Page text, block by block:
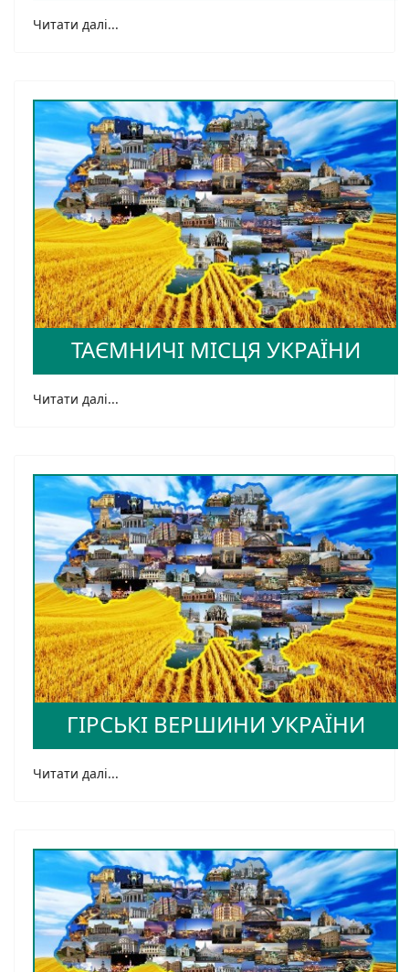
Читати далі...
ТАЄМНИЧІ МІСЦЯ УКРАЇНИ
Читати далі...
ГІРСЬКІ ВЕРШИНИ УКРАЇНИ
Читати далі...